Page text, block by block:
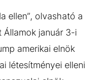
ellen”, olvasható a
január 3-i
amerikai elnök
létesítményei elleni